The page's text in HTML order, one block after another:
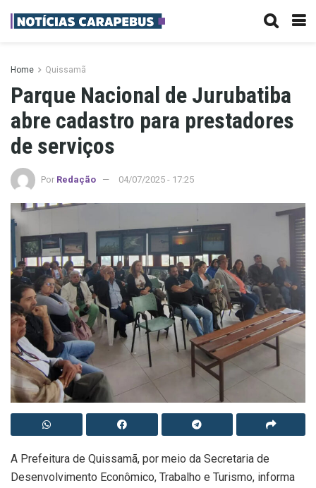
Home Quissamã
Parque Nacional de Jurubatiba
abre cadastro para prestadores
de serviços
Por Redação 04/07/2025 - 17:25
A Prefeitura de Quissamã, por meio da Secretaria de
Desenvolvimento Econômico, Trabalho e Turismo, informa